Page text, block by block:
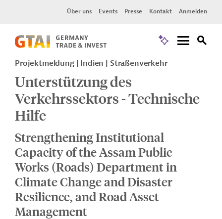
Über uns Events Presse Kontakt Anmelden
Projektmeldung Indien Straßenverkehr
Unterstützung des
Verkehrssektors - Technische
Hilfe
Strengthening Institutional
Capacity of the Assam Public
Works (Roads) Department in
Climate Change and Disaster
Resilience, and Road Asset
Management